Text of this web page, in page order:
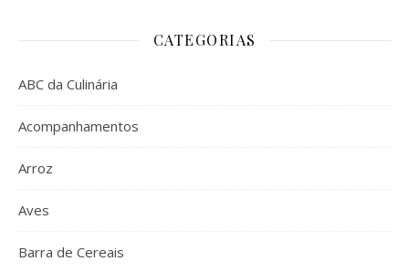
CATEGORIAS
ABC da Culinária
Acompanhamentos
Arroz
Aves
Barra de Cereais